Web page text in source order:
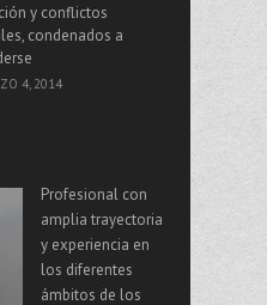
y conflictos
condenados a
4, 2014
Profesional con
amplia trayectoria
y experiencia en
los diferentes
ámbitos de los